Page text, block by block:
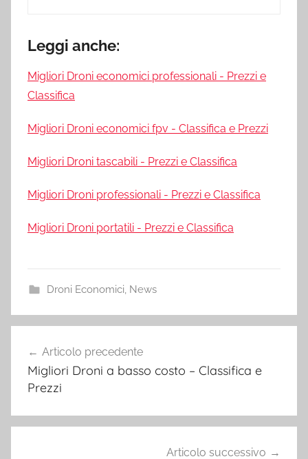
Leggi anche:
Migliori Droni economici professionali - Prezzi e
Classifica
Migliori Droni economici fpv - Classifica e Prezzi
Migliori Droni tascabili - Prezzi e Classifica
Migliori Droni professionali - Prezzi e Classifica
Migliori Droni portatili - Prezzi e Classifica
Droni Economici, News
articoli
Articolo precedente
Migliori Droni a basso costo – Classifica e
Prezzi
Articolo successivo